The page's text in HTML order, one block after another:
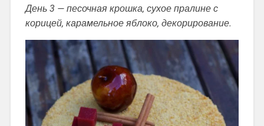
День 3 — песочная крошка, сухое пралине с
корицей, карамельное яблоко, декорирование.